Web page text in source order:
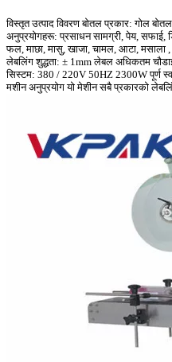
विस्तृत उत्पाद विवरण बोतल प्रकार: गोल
अनुप्रयोगहरू: प्रसाधन सामग्री, पेय, सफाई,
फल, माछा, मासु, खाजा, चामल, आटा, मसाला
लेबलिंग शुद्धता: ± 1mm ​​लेबल अधिकतम
सिस्टम: 380 / 220V 50HZ 2300W पूर्ण
मशीन अनुप्रयोग यो मेशीन सबै प्रकारको